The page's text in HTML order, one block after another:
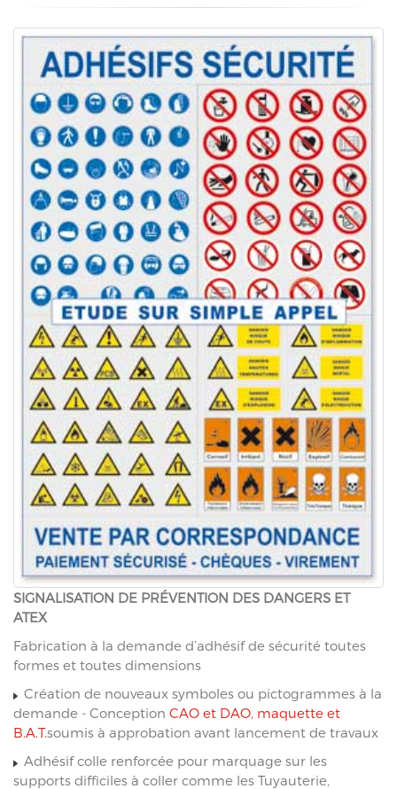
SIGNALISATION DE PRÉVENTION DES DANGERS ET
ATEX
Fabrication à la demande d’adhésif de sécurité toutes
formes et toutes dimensions
Création de nouveaux symboles ou pictogrammes à la
demande - Conception CAO et DAO, maquette et
B.A.T.soumis à approbation avant lancement de travaux
Adhésif colle renforcée pour marquage sur les
supports difficiles à coller comme les Tuyauterie,